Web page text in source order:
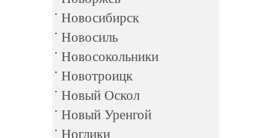
Новосибирск
Новосиль
Новосокольники
Новотроицк
Новый Оскол
Новый Уренгой
Ноглики